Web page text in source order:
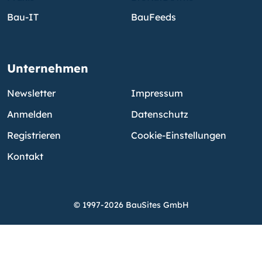
Bau-IT
BauFeeds
Unternehmen
Newsletter
Anmelden
Registrieren
Kontakt
Impressum
Datenschutz
Cookie-Einstellungen
© 1997-2026 BauSites GmbH